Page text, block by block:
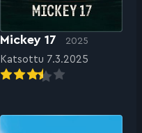
Mickey 17 2025
Katsottu 7.3.2025